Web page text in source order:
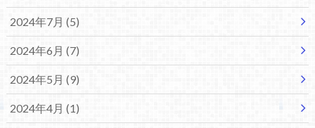
2024年7月 (5)
2024年6月 (7)
2024年5月 (9)
2024年4月 (1)